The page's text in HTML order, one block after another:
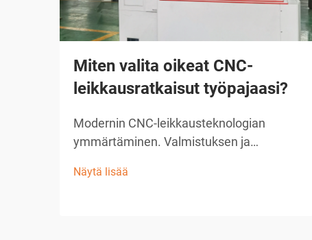
Miten valita oikeat CNC-
leikkausratkaisut työpajaasi?
Modernin CNC-leikkausteknologian
ymmärtäminen. Valmistuksen ja
uudistuneella CNC-leikkausratkaisulla,
Näytä lisää